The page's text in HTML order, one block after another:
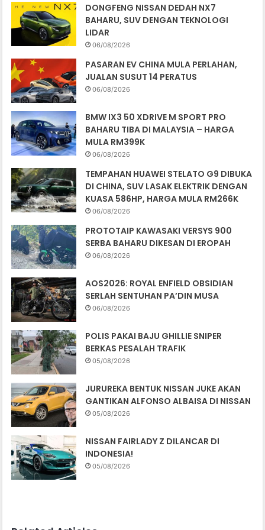
DONGFENG NISSAN DEDAH NX7
BAHARU, SUV DENGAN TEKNOLOGI
LIDAR
06/08/2026
PASARAN EV CHINA MULA PERLAHAN,
JUALAN SUSUT 14 PERATUS
06/08/2026
BMW IX3 50 XDRIVE M SPORT PRO
BAHARU TIBA DI MALAYSIA – HARGA
MULA RM399K
06/08/2026
TEMPAHAN HUAWEI STELATO G9 DIBUKA
DI CHINA, SUV LASAK ELEKTRIK DENGAN
KUASA 586HP, HARGA MULA RM266K
06/08/2026
PROTOTAIP KAWASAKI VERSYS 900
SERBA BAHARU DIKESAN DI EROPAH
06/08/2026
AOS2026: ROYAL ENFIELD OBSIDIAN
SERLAH SENTUHAN PA’DIN MUSA
06/08/2026
POLIS PAKAI BAJU GHILLIE SNIPER
BERKAS PESALAH TRAFIK
05/08/2026
JURUREKA BENTUK NISSAN JUKE AKAN
GANTIKAN ALFONSO ALBAISA DI NISSAN
05/08/2026
NISSAN FAIRLADY Z DILANCAR DI
INDONESIA!
05/08/2026